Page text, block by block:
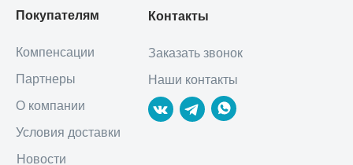
Покупателям
Компенсации
Партнеры
О компании
Условия доставки
Контакты
Заказать звонок
Наши контакты
Новости